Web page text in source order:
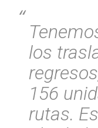
los
156
rutas.